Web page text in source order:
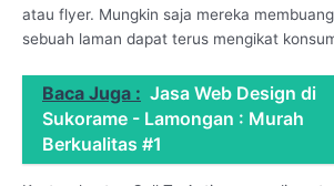
atau flyer. Mungkin saja mereka
sebuah laman dapat terus mengikat
Baca Juga : Jasa Web Design di
Sukorame - Lamongan : Murah
Berkualitas #1
CS Lenteraweb
Online